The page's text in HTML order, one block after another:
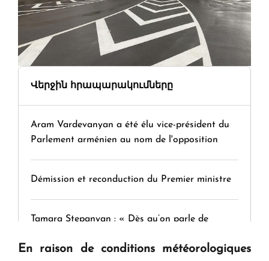
Վերջին հրապարակումները
Aram Vardevanyan a été élu vice-président du
Parlement arménien au nom de l'opposition
Démission et reconduction du Premier ministre
Tamara Stepanyan : « Dès qu’on parle de
En raison de conditions météorologiques